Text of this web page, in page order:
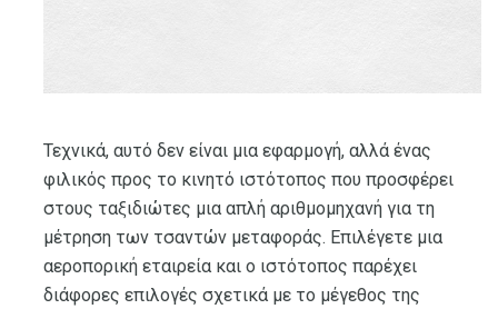
Τεχνικά, αυτό δεν είναι μια εφαρμογή, αλλά ένας
φιλικός προς το κινητό ιστότοπος που προσφέρει
στους ταξιδιώτες μια απλή αριθμομηχανή για τη
μέτρηση των τσαντών μεταφοράς. Επιλέγετε μια
αεροπορική εταιρεία και ο ιστότοπος παρέχει
διάφορες επιλογές σχετικά με το μέγεθος της